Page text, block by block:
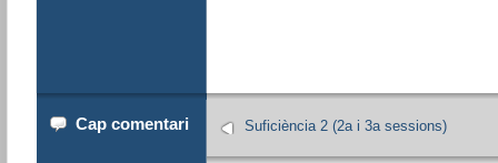
Cap comentari Suficiència 2 (2a i 3a sessions)